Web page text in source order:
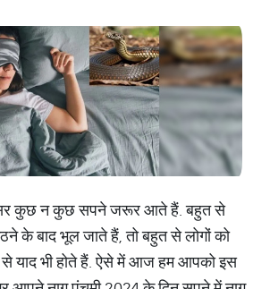
कुछ न कुछ सपने जरूर आते हैं. बहुत से
के बाद भूल जाते हैं, तो बहुत से लोगों को
याद भी होते हैं. ऐसे में आज हम आपको इस